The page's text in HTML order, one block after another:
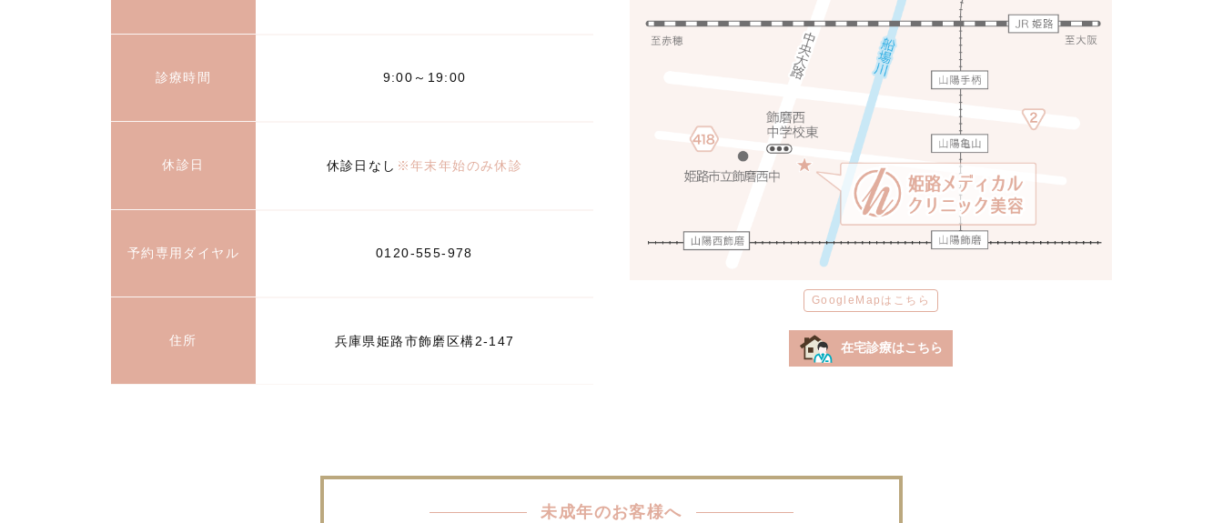
診療時間 9:00～19:00
休診日 休診日なし ※年末年始のみ休診
予約専用ダイヤル 0120-555-978
住所 兵庫県姫路市飾磨区構2-147
GoogleMapはこちら
在宅診療はこちら
未成年のお客様へ